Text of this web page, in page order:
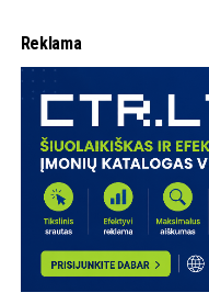
Reklama